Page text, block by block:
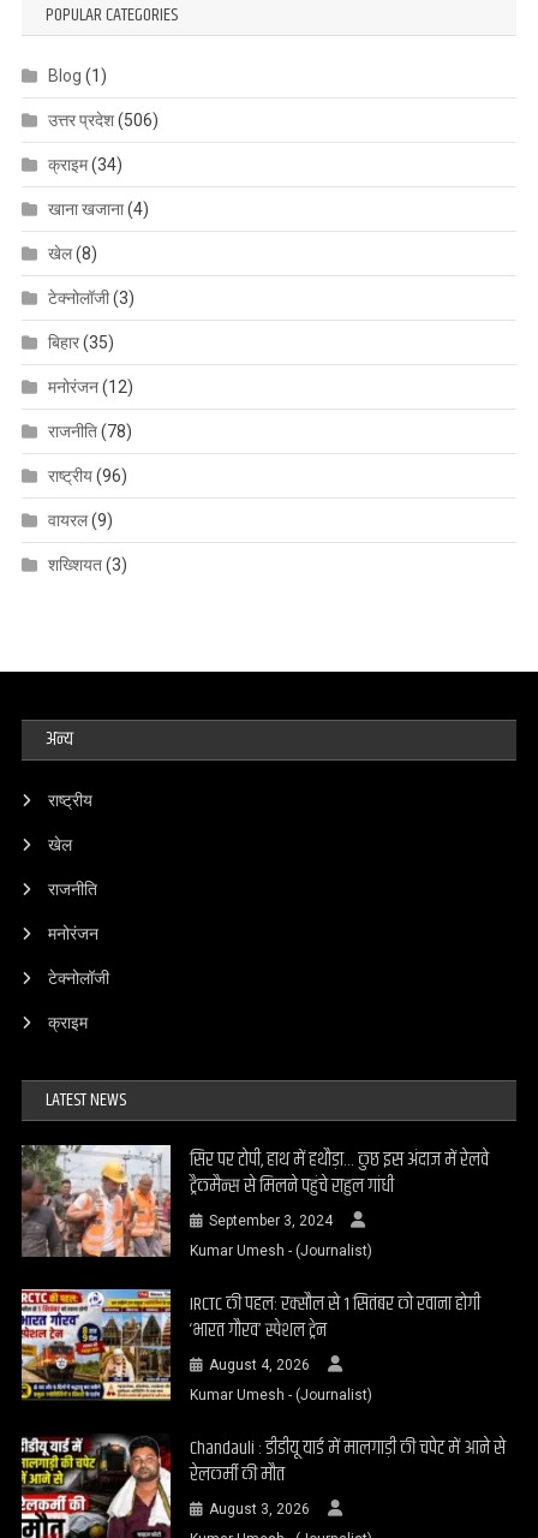
POPULAR CATEGORIES
Blog (1)
उत्तर प्रदेश(506)
क्राइम(34)
खाना खजाना(4)
खेल(8)
टेक्नोलॉजी(3)
बिहार(35)
मनोरंजन(12)
राजनीति(78)
राष्ट्रीय(96)
वायरल(9)
शख्शियत(3)
अन्य
राष्ट्रीय
खेल
राजनीति
मनोरंजन
टेक्नोलॉजी
क्राइम
LATEST NEWS
सिर पर टोपी, हाथ में हथौड़ा… कुछ इस अंदाज में रेलवे
ट्रैकमैन्स से मिलने पहुंचे राहुल गांधी
September 3, 2024
Kumar Umesh - (Journalist)
IRCTC की पहल: रक्सौल से 1 सितंबर को रवाना होगी
‘भारत गौरव’ स्पेशल ट्रेन
August 4, 2026
Kumar Umesh - (Journalist)
Chandauli : डीडीयू यार्ड में मालगाड़ी की चपेट में आने से
रेलकर्मी की मौत
August 3, 2026